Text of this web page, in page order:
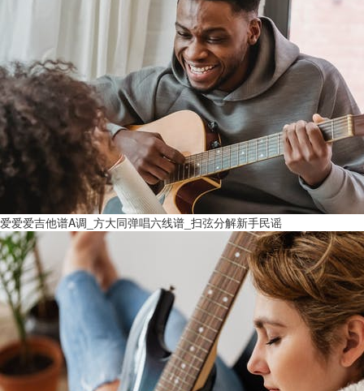
爱爱爱吉他谱A调_方大同弹唱六线谱_扫弦分解新手民谣